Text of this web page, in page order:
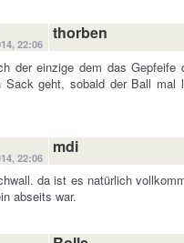
22:06
thorben
der einzige dem das Gepfeife
Sack geht, sobald der Ball mal
22:06
mdi
da ist es natürlich
abseits war.